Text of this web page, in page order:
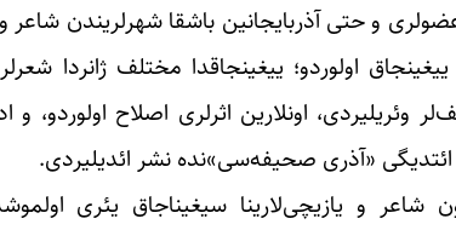
و حتی آذربایجانین باشقا شهرلریندن شاعر
اولوردو؛ ییغینجاقدا مختلف ژانردا
وئریلیردی، اونلارین اثرلری اصلاح اولوردو،
«آذری صحیفه‌سی»نده نشر ائدیلیردی.
شاعر و یازیچی‌لارینا سیغیناجاق یئری